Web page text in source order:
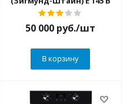
50 000 руб./шт
В корзину